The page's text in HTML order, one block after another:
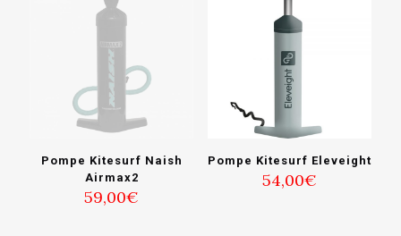
Pompe Kitesurf Naish
Airmax2
59,00€
Pompe Kitesurf Eleveight
54,00€